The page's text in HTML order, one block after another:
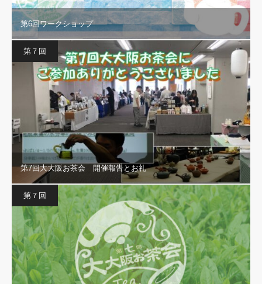
第6回ワークショップ
第７回
第7回大大阪お茶会 開催報告とお礼
第７回